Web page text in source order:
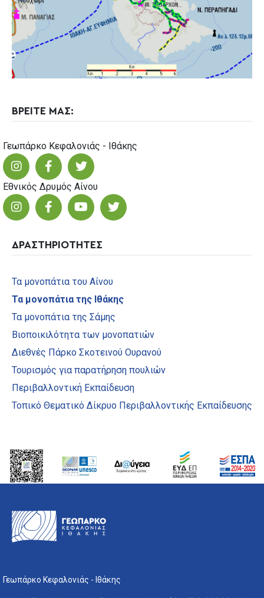
ΒΡΕΙΤΕ ΜΑΣ:
Γεωπάρκο Κεφαλονιάς - Ιθάκης
Εθνικός Δρυμός Αίνου
ΔΡΑΣΤΗΡΙΟΤΗΤΕΣ
Τα μονοπάτια του Αίνου
Τα μονοπάτια της Ιθάκης
Τα μονοπάτια της Σάμης
Βιοποικιλότητα των μονοπατιών
Διεθνές Πάρκο Σκοτεινού Ουρανού
Τουρισμός για παρατήρηση πουλιών
Περιβαλλοντική Εκπαίδευση
Τοπικό Θεματικό Δίκρυο Περιβαλλοντικής Εκπαίδευσης
Γεωπάρκο Κεφαλονιάς - Ιθάκης